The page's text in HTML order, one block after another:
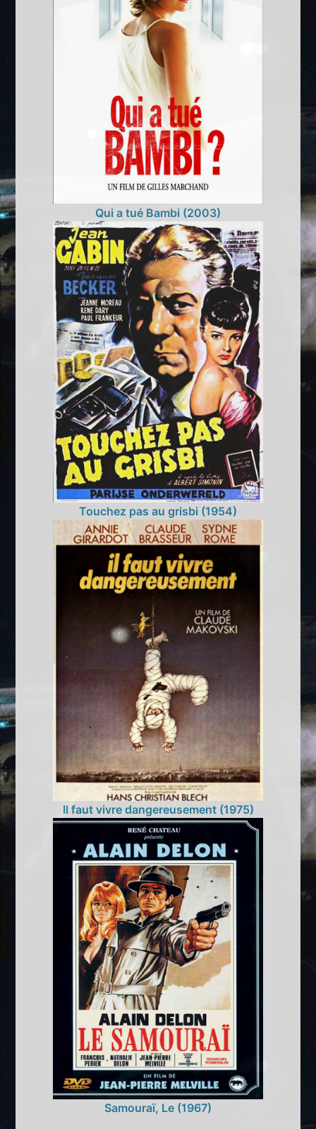
Qui a tué Bambi (2003)
Touchez pas au grisbi (1954)
Il faut vivre dangereusement (1975)
Samouraï, Le (1967)